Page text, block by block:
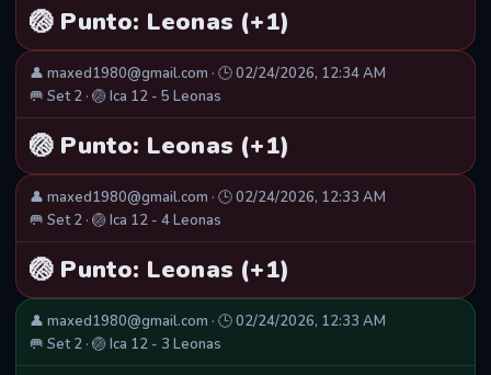
🏐 Punto: Leonas (+1)
👤 maxed1980@gmail.com · 🕒 02/24/2026, 12:34 AM
🥅 Set 2 · 🏐 Ica 12 - 5 Leonas
🏐 Punto: Leonas (+1)
👤 maxed1980@gmail.com · 🕒 02/24/2026, 12:33 AM
🥅 Set 2 · 🏐 Ica 12 - 4 Leonas
🏐 Punto: Leonas (+1)
👤 maxed1980@gmail.com · 🕒 02/24/2026, 12:33 AM
🥅 Set 2 · 🏐 Ica 12 - 3 Leonas